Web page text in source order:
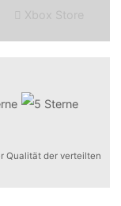
Xbox Store
Qualität der verteilten